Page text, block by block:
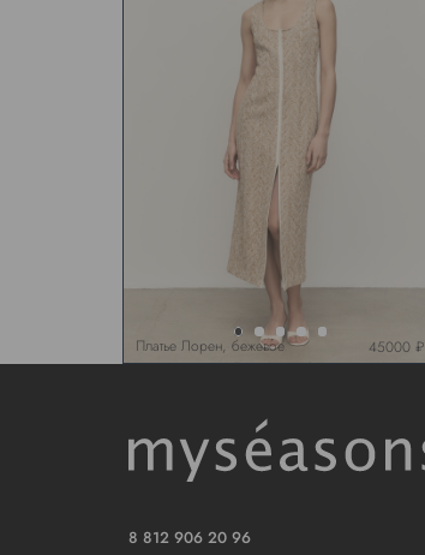
Платье Лорен, бежевое 45000 ₽
8 812 906 20 96